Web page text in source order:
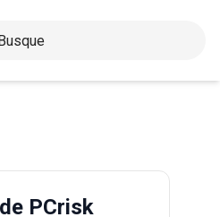
PCrisk